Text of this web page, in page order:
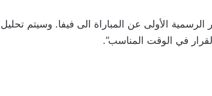
الرسمية الأولى عن المباراة الى فيفا. وسيتم
القرار في الوقت المناسب”.